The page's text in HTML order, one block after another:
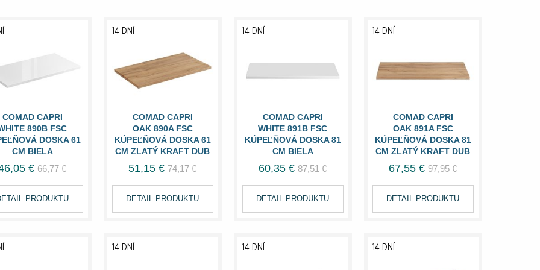
COMAD CAPRI
890B FSC
DOSKA 61
CM BIELA
€ 66,77 €
PRODUKTU
COMAD CAPRI
OAK 890A FSC
KÚPEĽŇOVÁ DOSKA 61
CM ZLATÝ KRAFT DUB
14 DNÍ
51,15 € 74,17 €
DETAIL PRODUKTU
COMAD CAPRI
WHITE 891B FSC
KÚPEĽŇOVÁ DOSKA 81
CM BIELA
14 DNÍ
60,35 € 87,51 €
DETAIL PRODUKTU
COMAD CAPRI
OAK 891A FSC
KÚPEĽŇOVÁ DOSKA 81
CM ZLATÝ KRAFT DUB
14 DNÍ
67,55 € 97,95 €
DETAIL PRODUKTU
14 DNÍ 14 DNÍ 14 DNÍ